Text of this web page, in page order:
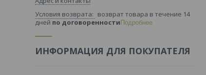
возврат товара в течение 14
дней по договоренности Подробнее
ИНФОРМАЦИЯ ДЛЯ ПОКУПАТЕЛЯ